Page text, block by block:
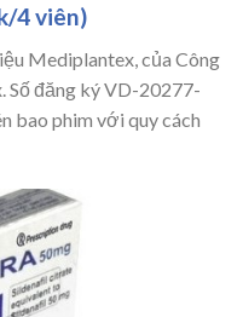
4 viên)
Mediplantex, của Công
đăng ký VD-20277-
bao phim với quy cách